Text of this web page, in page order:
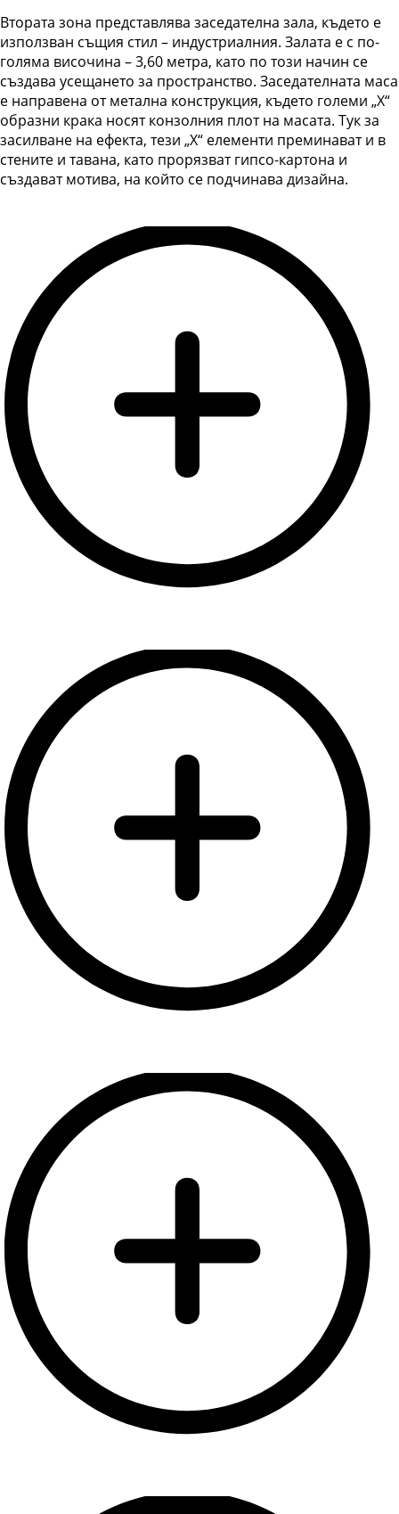
Втората зона представлява заседателна зала, където е
използван същия стил – индустриалния. Залата е с по-
голяма височина – 3,60 метра, като по този начин се
създава усещането за пространство. Заседателната маса
е направена от метална конструкция, където големи „X“
образни крака носят конзолния плот на масата. Тук за
засилване на ефекта, тези „X“ елементи преминават и в
стените и тавана, като прорязват гипсо-картона и
създават мотива, на който се подчинава дизайна.